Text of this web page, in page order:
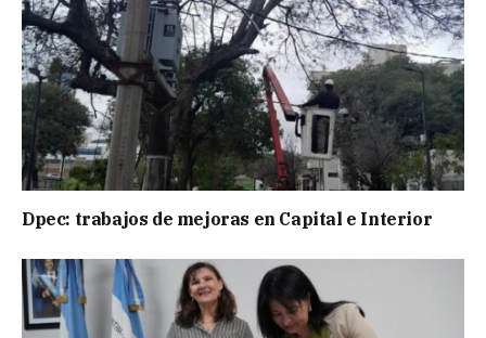
Dpec: trabajos de mejoras en Capital e Interior